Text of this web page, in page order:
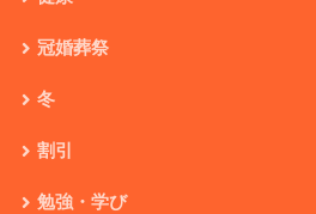
冠婚葬祭
冬
割引
勉強・学び